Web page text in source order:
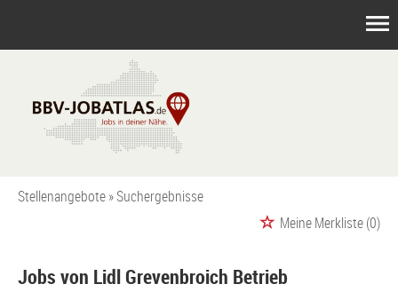
Stellenangebote Suchergebnisse
Meine Merkliste(0)
Jobs von Lidl Grevenbroich Betrieb